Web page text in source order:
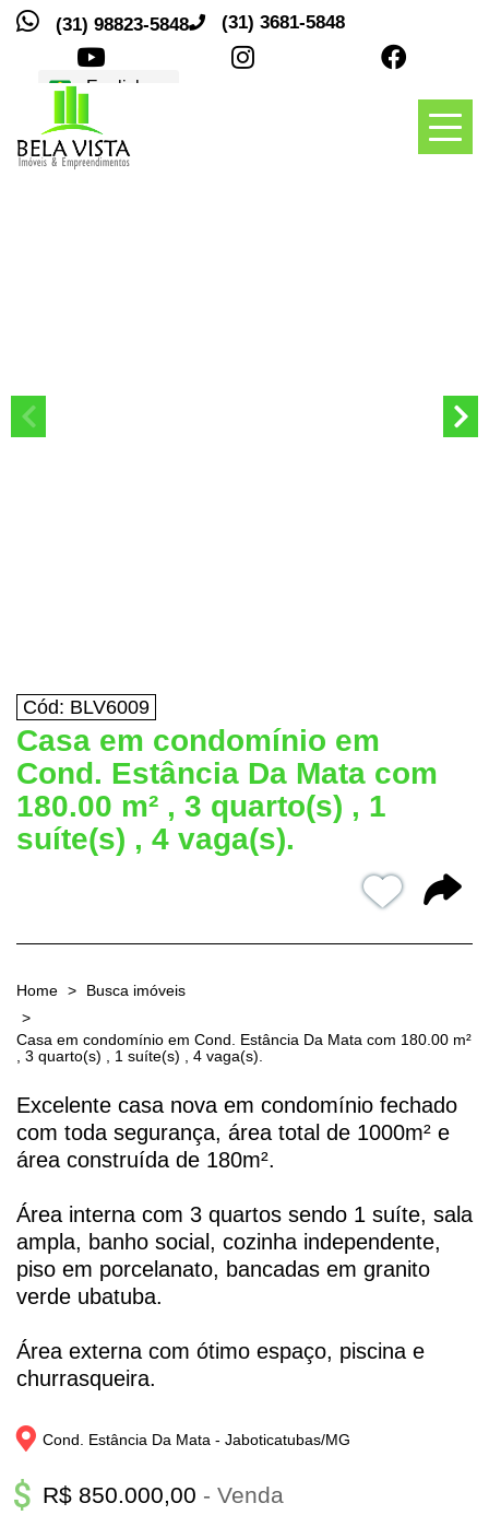
(31) 98823-5848 (31) 3681-5848
Traduções
Toggle
Cód: BLV6009
Casa em condomínio em
Cond. Estância Da Mata com
180.00 m² , 3 quarto(s) , 1
suíte(s) , 4 vaga(s).
Home Busca imóveis
Casa em condomínio em Cond. Estância Da Mata com 180.00 m²
, 3 quarto(s) , 1 suíte(s) , 4 vaga(s).
Excelente casa nova em condomínio fechado
com toda segurança, área total de 1000m² e
área construída de 180m².
Área interna com 3 quartos sendo 1 suíte, sala
ampla, banho social, cozinha independente,
piso em porcelanato, bancadas em granito
verde ubatuba.
Área externa com ótimo espaço, piscina e
churrasqueira.
Cond. Estância Da Mata - Jaboticatubas/MG
R$ 850.000,00 - Venda